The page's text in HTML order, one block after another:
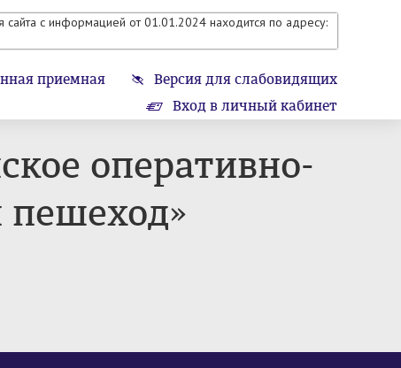
сайта с информацией от 01.01.2024 находится по адресу:
приемная
Версия для слабовидящих
Вход в личный кабинет
оперативно-